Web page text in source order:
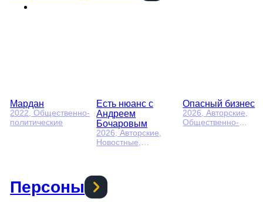
Мардан
2022 , Общественно-
политические
Есть нюанс с
Андреем
Бочаровым
2026 , Авторские,
Новостные,
Опасный бизнес
2026 , Авторские,
Общественно-
Персоны